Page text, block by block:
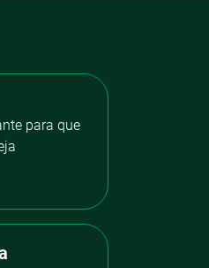
para que